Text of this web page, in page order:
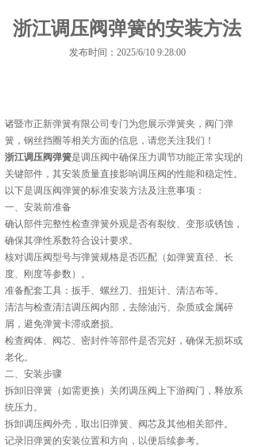
浙江调压阀弹簧的安装方法
发布时间：2025/6/10 9:28:00
诸暨市正新弹簧有限公司专门为您展示弹簧夹 ，阀门弹
簧，钢丝挡圈等相关方面的信息，请您关注我们！
浙江调压阀弹簧是调压阀中确保压力调节功能正常实现的
关键部件，其安装质量直接影响调压阀的性能和稳定性。
以下是调压阀弹簧的标准安装方法及注意事项：
一、安装前准备
确认部件完整性检查弹簧外观是否有裂纹、变形或锈蚀，
确保其弹性系数符合设计要求。
核对调压阀型号与弹簧规格是否匹配（如弹簧直径、长
度、刚度等参数）。
准备配套工具：扳手、螺丝刀、扭矩计、清洁布等。
清洁与检查清洁调压阀内部，去除油污、杂质或金属碎
屑，避免弹簧卡滞或磨损。
检查阀体、阀芯、密封件等部件是否完好，确保无损坏或
老化。
二、安装步骤
拆卸旧弹簧（如需更换）关闭调压阀上下游阀门，释放系
统压力。
拆卸调压阀外壳，取出旧弹簧、阀芯及其他相关部件。
记录旧弹簧的安装位置和方向，以便后续参考。